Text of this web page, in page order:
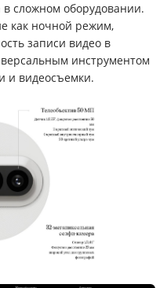
сложном оборудовании.
как ночной режим,
записи видео в
инструментом
и видеосъемки.